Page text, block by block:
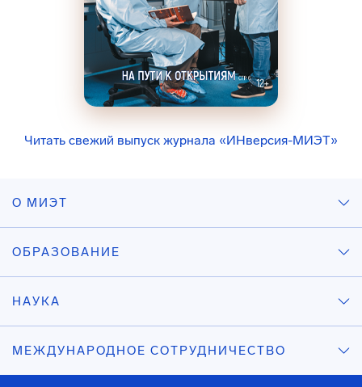
Читать свежий выпуск журнала «ИНверсия-МИЭТ»
О МИЭТ
ОБРАЗОВАНИЕ
НАУКА
МЕЖДУНАРОДНОЕ СОТРУДНИЧЕСТВО